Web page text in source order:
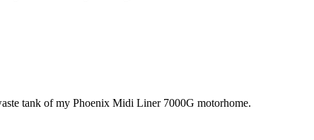
tank of my Phoenix Midi Liner 7000G motorhome.